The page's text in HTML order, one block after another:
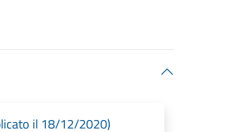
il 18/12/2020)